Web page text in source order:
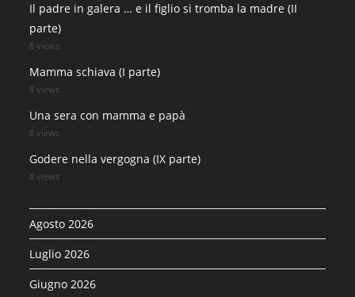
Il padre in galera … e il figlio si tromba la madre (II
parte)
8 views
Mamma schiava (I parte)
8 views
Una sera con mamma e papà
8 views
Godere nella vergogna (IX parte)
8 views
Agosto 2026
Luglio 2026
Giugno 2026